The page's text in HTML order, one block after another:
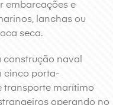
embarcações e
lanchas ou
seca.
naval
cinco porta-
transporte marítimo
operando no